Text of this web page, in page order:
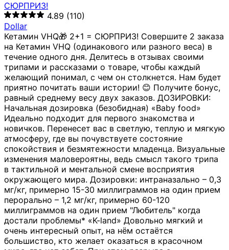
СЮРПРИЗ!
4.89 (110)
Dollar
Кетамин VHQ🎁 2+1 = СЮРПРИЗ! Совершите 2 заказа
на Кетамин VHQ (одинакового или разного веса) в
течение одного дня. Делитесь в отзывах своими
трипами и рассказами о товаре, чтобы каждый
желающий понимал, с чем он столкнется. Нам будет
приятно почитать ваши истории! 😊 Получите бонус,
равный среднему весу двух заказов. ДОЗИРОВКИ:
Начальная дозировка (безобидная) «Baby food»
Идеально подходит для первого знакомства и
новичков. Перенесет вас в светлую, теплую и мягкую
атмосферу, где вы почувствуете состояние
спокойствия и безмятежности младенца. Визуальные
изменения маловероятны, ведь смысл такого трипа
в тактильной и ментальной смене восприятия
окружающего мира. Дозировки: интраназально – 0,3
мг/кг, примерно 15-30 миллиграммов на один прием
перорально – 1,2 мг/кг, примерно 60-120
миллиграммов на один прием "Любитель" когда
достали проблемы* «K-land» Довольно мягкий и
очень интересный опыт, на нём остаётся
большиство, кто желает оказаться в красочном